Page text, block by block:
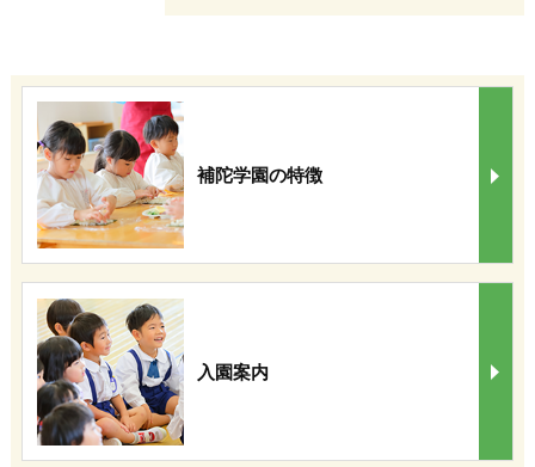
補陀学園の特徴
入園案内